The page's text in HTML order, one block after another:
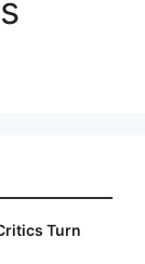
Turn